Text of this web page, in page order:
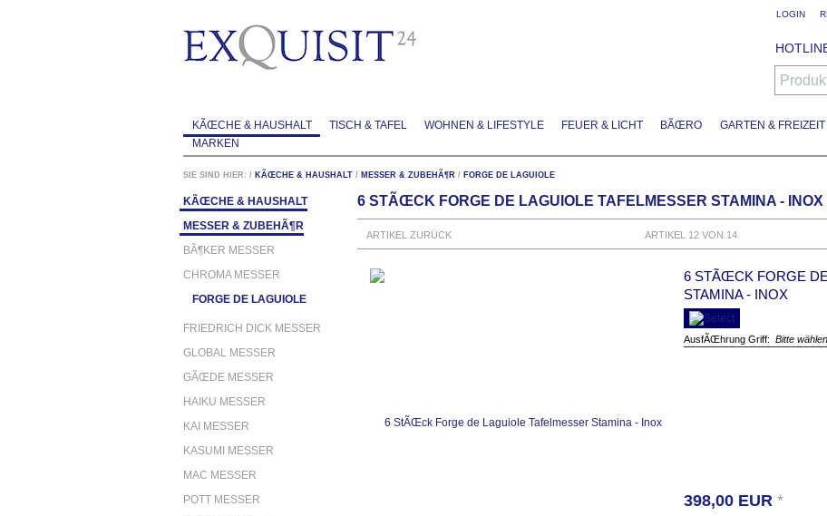
LOGIN
KÃŒCHE & HAUSHALT TISCH & TAFEL WOHNEN & LIFESTYLE FEUER & LICHT BÃŒRO GARTEN & FREIZEIT
MARKEN
SIE SIND HIER: / KÃŒCHE & HAUSHALT / MESSER & ZUBEHÃ¶R / FORGE DE LAGUIOLE
KÃŒCHE & HAUSHALT
MESSER & ZUBEHÃ¶R
BÃ¶KER MESSER
CHROMA MESSER
FORGE DE LAGUIOLE
FRIEDRICH DICK MESSER
GLOBAL MESSER
GÃŒDE MESSER
HAIKU MESSER
KAI MESSER
KASUMI MESSER
MAC MESSER
POTT MESSER
6 STÃŒCK FORGE DE LAGUIOLE TAFELMESSER STAMINA - INOX
ARTIKEL ZURÜCK ARTIKEL 12 VON 14
6 STÃŒCK FORGE
STAMINA - INOX
AusfÃŒhrung Griff: Bitte wählen
398,00 EUR *